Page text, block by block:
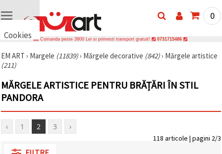
Cookies
vrem să vă
oferim
cookie -uri.
Cu toate
acestea, ele
de cele pe
care le
cunoașteți,
suntem
veți avea
0
Comanda peste 3800 Lei si primesti transport gratuit! 0731715486
EM ART › Margele (11839)› Mărgele decorative (842)› Mărgele artistice
(211)
MĂRGELE ARTISTICE PENTRU BRĂȚĂRI ÎN STIL
PANDORA
‹ 1 2 3 ›
118 articole | pagini 2/3